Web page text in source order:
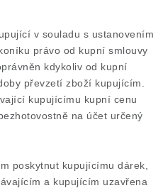
v souladu s ustanovením
právo od kupní smlouvy
kdykoliv od kupní
převzetí zboží kupujícím.
kupujícímu kupní cenu
na účet určený
kupujícímu dárek,
a kupujícím uzavřena